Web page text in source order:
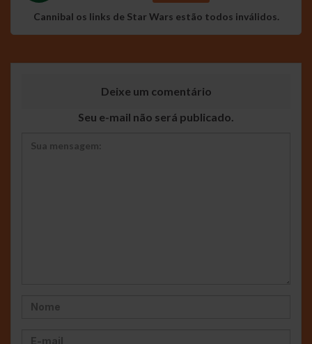
Cannibal os links de Star Wars estão todos inválidos.
Deixe um comentário
Seu e-mail não será publicado.